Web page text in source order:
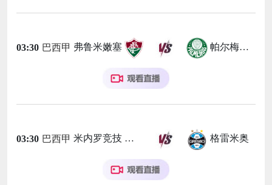
03:30 巴西甲 弗鲁米嫩塞 帕尔梅拉斯
03:30 巴西甲 米内罗竞技 格雷米奥